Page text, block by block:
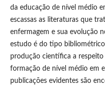
da educação de nível médio
escassas as literaturas que
enfermagem e sua evolução
estudo é do tipo
produção científica a
formação de nível médio em
publicações evidentes são